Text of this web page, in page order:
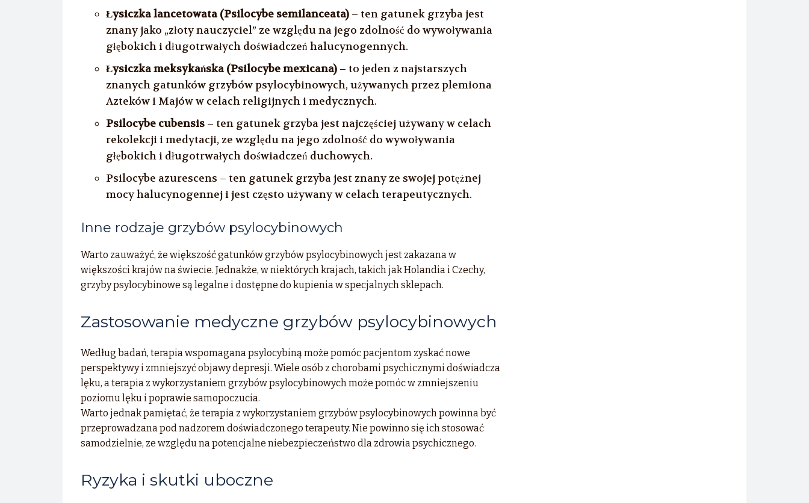
Łysiczka lancetowata (Psilocybe semilanceata) – ten gatunek grzyba jest
znany jako „złoty nauczyciel” ze względu na jego zdolność do wywoływania
głębokich i długotrwałych doświadczeń halucynogennych.
Łysiczka meksykańska (Psilocybe mexicana) – to jeden z najstarszych
znanych gatunków grzybów psylocybinowych, używanych przez plemiona
Azteków i Majów w celach religijnych i medycznych.
Psilocybe cubensis – ten gatunek grzyba jest najczęściej używany w celach
rekolekcji i medytacji, ze względu na jego zdolność do wywoływania
głębokich i długotrwałych doświadczeń duchowych.
Psilocybe azurescens – ten gatunek grzyba jest znany ze swojej potężnej
mocy halucynogennej i jest często używany w celach terapeutycznych.
Inne rodzaje grzybów psylocybinowych
Warto zauważyć, że większość gatunków grzybów psylocybinowych jest zakazana w
większości krajów na świecie. Jednakże, w niektórych krajach, takich jak Holandia i Czechy,
grzyby psylocybinowe są legalne i dostępne do kupienia w specjalnych sklepach.
Zastosowanie medyczne grzybów psylocybinowych
Według badań, terapia wspomagana psylocybiną może pomóc pacjentom zyskać nowe
perspektywy i zmniejszyć objawy depresji. Wiele osób z chorobami psychicznymi doświadcza
lęku, a terapia z wykorzystaniem grzybów psylocybinowych może pomóc w zmniejszeniu
poziomu lęku i poprawie samopoczucia.
Warto jednak pamiętać, że terapia z wykorzystaniem grzybów psylocybinowych powinna być
przeprowadzana pod nadzorem doświadczonego terapeuty. Nie powinno się ich stosować
samodzielnie, ze względu na potencjalne niebezpieczeństwo dla zdrowia psychicznego.
Ryzyka i skutki uboczne